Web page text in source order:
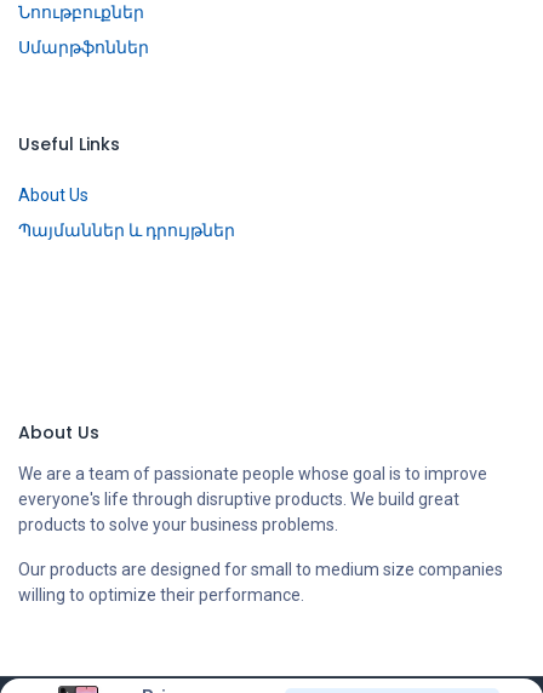
Նոութբուքներ
Սմարթֆոններ
Useful Links
About Us
Պայմաններ և դրույթներ
About Us
We are a team of passionate people whose goal is to improve
everyone's life through disruptive products. We build great
products to solve your business problems.
Our products are designed for small to medium size companies
willing to optimize their performance.